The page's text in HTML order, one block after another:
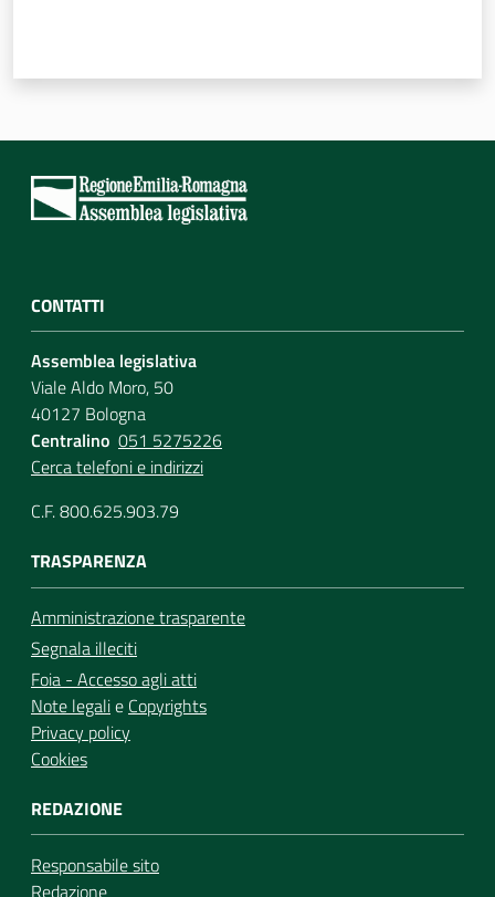
CONTATTI
Assemblea legislativa
Viale Aldo Moro, 50
40127 Bologna
Centralino 051 5275226
Cerca telefoni e indirizzi
C.F. 800.625.903.79
TRASPARENZA
Amministrazione trasparente
Segnala illeciti
Foia - Accesso agli atti
Note legalie Copyrights
Privacy policy
Cookies
REDAZIONE
Responsabile sito
Redazione